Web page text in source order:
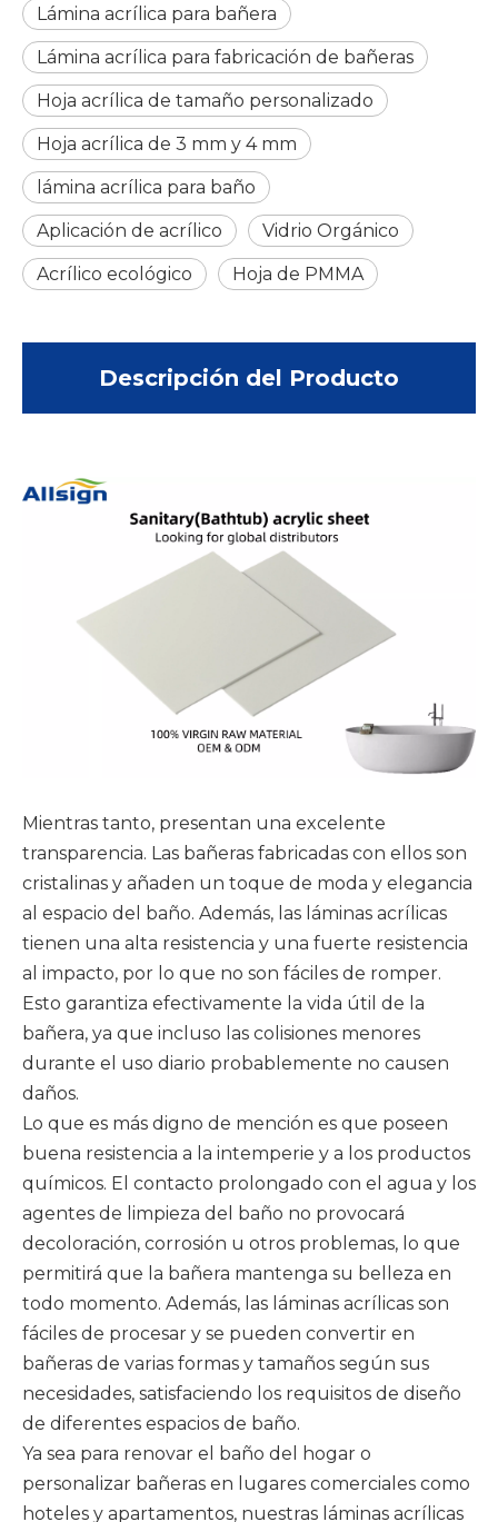
Lámina acrílica para bañera
Lámina acrílica para fabricación de bañeras
Hoja acrílica de tamaño personalizado
Hoja acrílica de 3 mm y 4 mm
lámina acrílica para baño
Aplicación de acrílico Vidrio Orgánico
Acrílico ecológico Hoja de PMMA
Descripción del Producto
Mientras tanto, presentan una excelente
transparencia. Las bañeras fabricadas con ellos son
cristalinas y añaden un toque de moda y elegancia
al espacio del baño. Además, las láminas acrílicas
tienen una alta resistencia y una fuerte resistencia
al impacto, por lo que no son fáciles de romper.
Esto garantiza efectivamente la vida útil de la
bañera, ya que incluso las colisiones menores
durante el uso diario probablemente no causen
daños.
Lo que es más digno de mención es que poseen
buena resistencia a la intemperie y a los productos
químicos. El contacto prolongado con el agua y los
agentes de limpieza del baño no provocará
decoloración, corrosión u otros problemas, lo que
permitirá que la bañera mantenga su belleza en
todo momento. Además, las láminas acrílicas son
fáciles de procesar y se pueden convertir en
bañeras de varias formas y tamaños según sus
necesidades, satisfaciendo los requisitos de diseño
de diferentes espacios de baño.
Ya sea para renovar el baño del hogar o
personalizar bañeras en lugares comerciales como
hoteles y apartamentos, nuestras láminas acrílicas